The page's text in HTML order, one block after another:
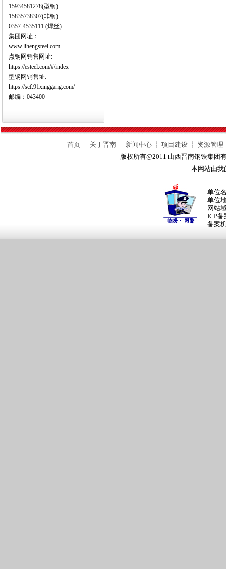
15934581278(型钢)
15835738307(非钢)
0357-4535111 (焊丝)
集团网址：
www.lihengsteel.com
点钢网销售网址:
https://esteel.com/#/index
型钢网销售址:
https://scf.91xinggang.com/
邮编：043400
首页 ┊ 关于晋南 ┊ 新闻中心 ┊ 项目建设 ┊ 资源管理
版权所有@2011 山西晋南钢铁集团
本网站由我
单位
单位
网站
ICP备
备案